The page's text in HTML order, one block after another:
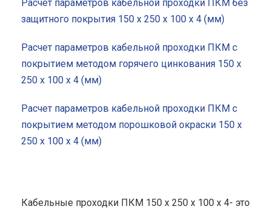
Расчет параметров кабельной проходки ПКМ без
защитного покрытия 150 x 250 x 100 x 4 (мм)
Расчет параметров кабельной проходки ПКМ с
покрытием методом горячего цинкования 150 x
250 x 100 x 4 (мм)
Расчет параметров кабельной проходки ПКМ с
покрытием методом порошковой окраски 150 x
250 x 100 x 4 (мм)
Кабельные проходки ПКМ 150 x 250 x 100 x 4- это